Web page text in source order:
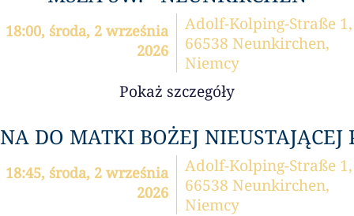
18:00, środa, 2 września
2026
Adolf-Kolping-Straße 1,
66538 Neunkirchen,
Niemcy
Pokaż szczegóły
DO MATKI BOŻEJ NIEUSTAJĄCEJ
18:45, środa, 2 września
2026
Adolf-Kolping-Straße 1,
66538 Neunkirchen,
Niemcy